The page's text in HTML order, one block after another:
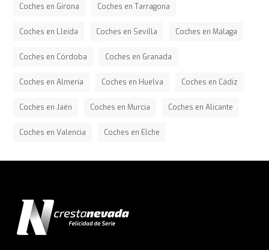
Coches en Girona Coches en Tarragona
Coches en Lleida Coches en Sevilla Coches en Málaga
Coches en Córdoba Coches en Granada
Coches en Almería Coches en Huelva Coches en Cádiz
Coches en Jaén Coches en Murcia Coches en Alicante
Coches en Valencia Coches en Elche